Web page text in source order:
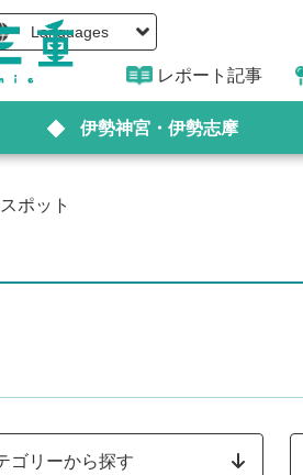
Languages
レポート記事
伊勢神宮・伊勢志摩
ポット
ゴリーから探す